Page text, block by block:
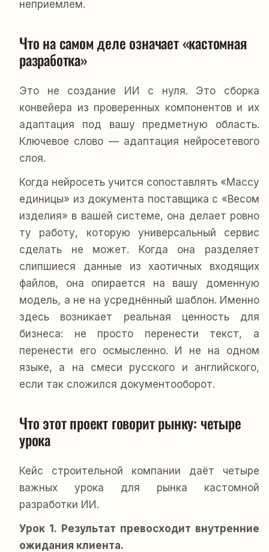
неприемлем.
Что на самом деле означает «кастомная
разработка»
Это не создание ИИ с нуля. Это сборка
конвейера из проверенных компонентов и их
адаптация под вашу предметную область.
Ключевое слово — адаптация нейросетевого
слоя.
Когда нейросеть учится сопоставлять «Массу
единицы» из документа поставщика с «Весом
изделия» в вашей системе, она делает ровно
ту работу, которую универсальный сервис
сделать не может. Когда она разделяет
слипшиеся данные из хаотичных входящих
файлов, она опирается на вашу доменную
модель, а не на усреднённый шаблон. Именно
здесь возникает реальная ценность для
бизнеса: не просто перенести текст, а
перенести его осмысленно. И не на одном
языке, а на смеси русского и английского,
если так сложился документооборот.
Что этот проект говорит рынку: четыре
урока
Кейс строительной компании даёт четыре
важных урока для рынка кастомной
разработки ИИ.
Урок 1. Результат превосходит внутренние
ожидания клиента.